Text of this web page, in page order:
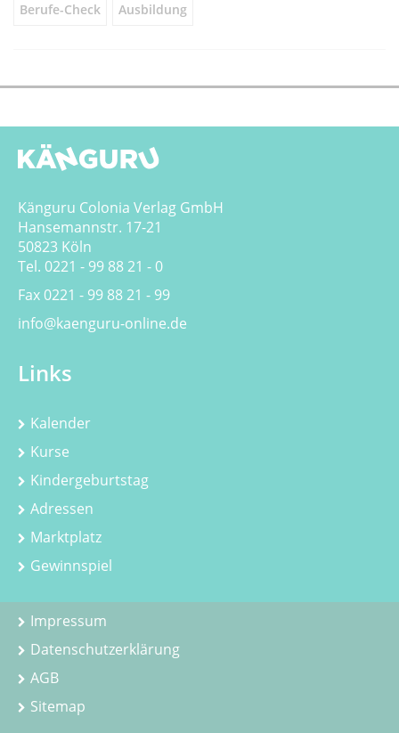
Berufe-Check Ausbildung
Känguru Colonia Verlag GmbH
Hansemannstr. 17-21
50823 Köln
Tel. 0221 - 99 88 21 - 0
Fax 0221 - 99 88 21 - 99
info@kaenguru-online.de
Links
Kalender
Kurse
Kindergeburtstag
Adressen
Marktplatz
Gewinnspiel
Impressum
Datenschutzerklärung
AGB
Sitemap